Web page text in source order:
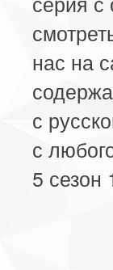
нас на
с
с
5 сезон